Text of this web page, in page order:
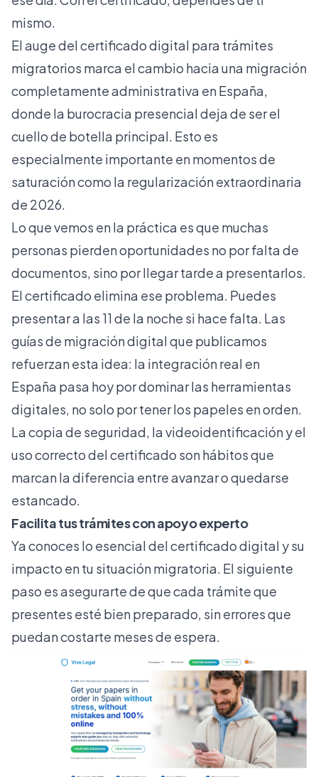
mismo.
El auge del certificado digital para trámites
migratorios marca el cambio hacia una migración
completamente administrativa en España,
donde la burocracia presencial deja de ser el
cuello de botella principal. Esto es
especialmente importante en momentos de
saturación como la regularización extraordinaria
de 2026.
Lo que vemos en la práctica es que muchas
personas pierden oportunidades no por falta de
documentos, sino por llegar tarde a presentarlos.
El certificado elimina ese problema. Puedes
presentar a las 11 de la noche si hace falta. Las
guías de migración digitalque publicamos
refuerzan esta idea: la integración real en
España pasa hoy por dominar las herramientas
digitales, no solo por tener los papeles en orden.
La copia de seguridad, la videoidentificación y el
uso correcto del certificado son hábitos que
marcan la diferencia entre avanzar o quedarse
estancado.
Facilita tus trámites con apoyo experto
Ya conoces lo esencial del certificado digital y su
impacto en tu situación migratoria. El siguiente
paso es asegurarte de que cada trámite que
presentes esté bien preparado, sin errores que
puedan costarte meses de espera.